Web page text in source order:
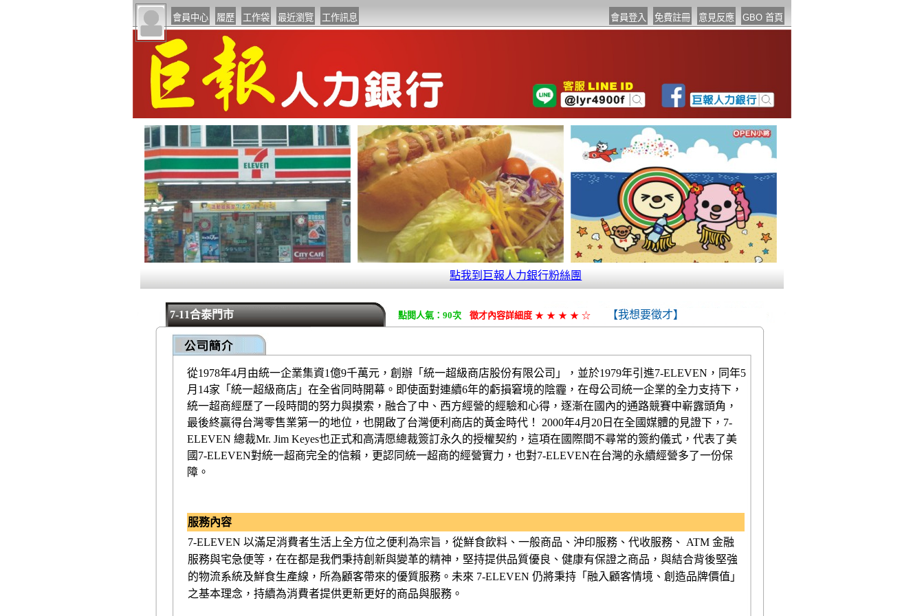
點我到巨報人力銀行粉絲團
7-11合泰門市 點閱人氣：90次 徵才內容詳細度 ★ ★ ★ ★ ☆ 【我想要徵才】
從1978年4月由統一企業集資1億9千萬元，創辦「統一超級商店股份有限公司」，並於1979年引進7-ELEVEN，同年5
月14家「統一超級商店」在全省同時開幕。即使面對連續6年的虧損窘境的陰霾，在母公司統一企業的全力支持下，
統一超商經歷了一段時間的努力與摸索，融合了中、西方經營的經驗和心得，逐漸在國內的通路競賽中嶄露頭角，
最後終贏得台灣零售業第一的地位，也開啟了台灣便利商店的黃金時代！ 2000年4月20日在全國媒體的見證下，7-
ELEVEN 總裁Mr. Jim Keyes也正式和高清愿總裁簽訂永久的授權契約，這項在國際間不尋常的簽約儀式，代表了美
國7-ELEVEN對統一超商完全的信賴，更認同統一超商的經營實力，也對7-ELEVEN在台灣的永續經營多了一份保
障。
服務內容
7-ELEVEN 以滿足消費者生活上全方位之便利為宗旨，從鮮食飲料、一般商品、沖印服務、代收服務、 ATM 金融
服務與宅急便等，在在都是我們秉持創新與變革的精神，堅持提供品質優良、健康有保證之商品，與結合背後堅強
的物流系統及鮮食生產線，所為顧客帶來的優質服務。未來 7-ELEVEN 仍將秉持「融入顧客情境、創造品牌價值」
之基本理念，持續為消費者提供更新更好的商品與服務。